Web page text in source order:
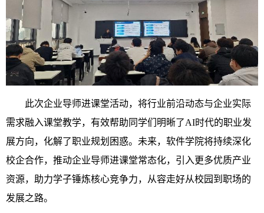
此次企业导师进课堂活动，将行业前沿动态与企业实际
需求融入课堂教学，有效帮助同学们明晰了AI时代的职业发
展方向，化解了职业规划困惑。未来，软件学院将持续深化
校企合作，推动企业导师进课堂常态化，引入更多优质产业
资源，助力学子锤炼核心竞争力，从容走好从校园到职场的
发展之路。